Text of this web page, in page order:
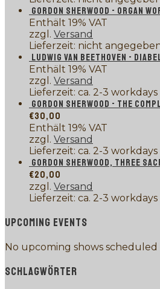
GORDON SHERWOOD - ORGAN
Enthält 19% VAT
zzgl. Versand
Lieferzeit: nicht
LUDWIG VAN BEETHOVEN -
Enthält 19% VAT
zzgl. Versand
Lieferzeit: ca. 2-3 workdays
GORDON SHERWOOD - THE
€30,00
Enthält 19% VAT
zzgl. Versand
Lieferzeit: ca. 2-3 workdays
GORDON SHERWOOD, THREE
€20,00
zzgl. Versand
Lieferzeit: ca. 2-3 workdays
UPCOMING EVENTS
No upcoming shows scheduled
SCHLAGWÖRTER